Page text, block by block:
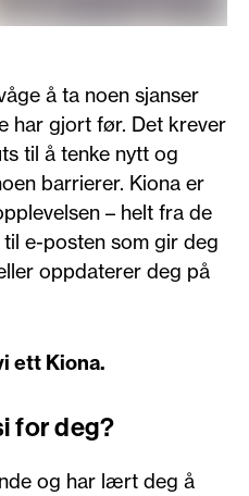
å ta noen sjanser
har gjort før. Det krever
til å tenke nytt og
barrierer. Kiona er
– helt fra de
e-posten som gir deg
oppdaterer deg på
ett Kiona.
for deg?
og har lært deg å